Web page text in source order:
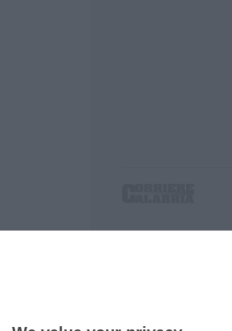
P.IVA.
Iscrizione tribunale